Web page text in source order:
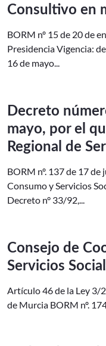
Consultivo en
BORM nº 15 de 20 de
Presidencia Vigencia:
16 de mayo...
Decreto
mayo, por el
Regional de
BORM nº. 137 de 17
Consumo y Servicios
Decreto n° 33/92,...
Consejo de
Servicios
Artículo 46 de la Ley 3/
de Murcia BORM nº.